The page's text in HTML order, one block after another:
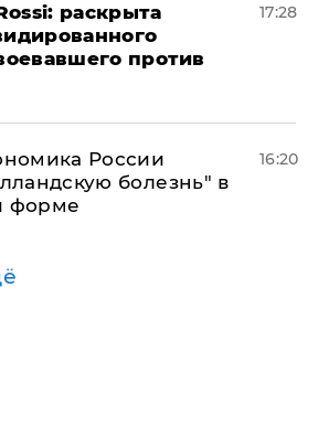
раскрыта
против
17:28
России
болезнь" в
форме
16:20